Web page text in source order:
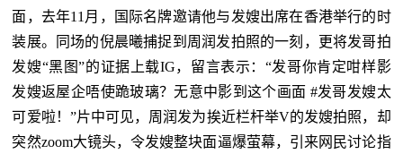
面，去年11月，国际名牌邀请他与发嫂出席在香港举行的时
装展。同场的倪晨曦捕捉到周润发拍照的一刻，更将发哥拍
发嫂“黑图”的证据上载IG，留言表示：“发哥你肯定咁样影
发嫂返屋企唔使跪玻璃？无意中影到这个画面 #发哥发嫂太
可爱啦！”片中可见，周润发为挨近栏杆举V的发嫂拍照，却
突然zoom大镜头，令发嫂整块面逼爆萤幕，引来网民讨论指